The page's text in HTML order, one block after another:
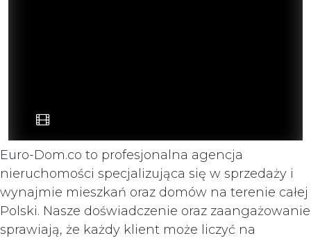
Euro-Dom.co to profesjonalna agencja
nieruchomości specjalizująca się w sprzedaży i
wynajmie mieszkań oraz domów na terenie całej
Polski. Nasze doświadczenie oraz zaangażowanie
sprawiają, że każdy klient może liczyć na